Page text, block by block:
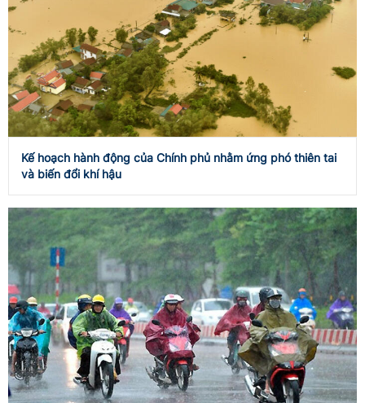
Kế hoạch hành động của Chính phủ nhằm ứng phó thiên tai
và biến đổi khí hậu